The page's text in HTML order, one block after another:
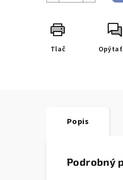
Tlač Opýtať
Popis
Podrobný